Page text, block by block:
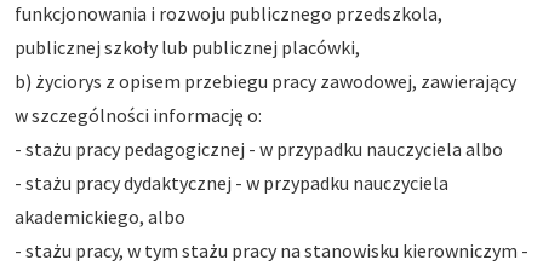
funkcjonowania i rozwoju publicznego przedszkola,
publicznej szkoły lub publicznej placówki,
b) życiorys z opisem przebiegu pracy zawodowej, zawierający
w szczególności informację o:
- stażu pracy pedagogicznej - w przypadku nauczyciela albo
- stażu pracy dydaktycznej - w przypadku nauczyciela
akademickiego, albo
- stażu pracy, w tym stażu pracy na stanowisku kierowniczym -